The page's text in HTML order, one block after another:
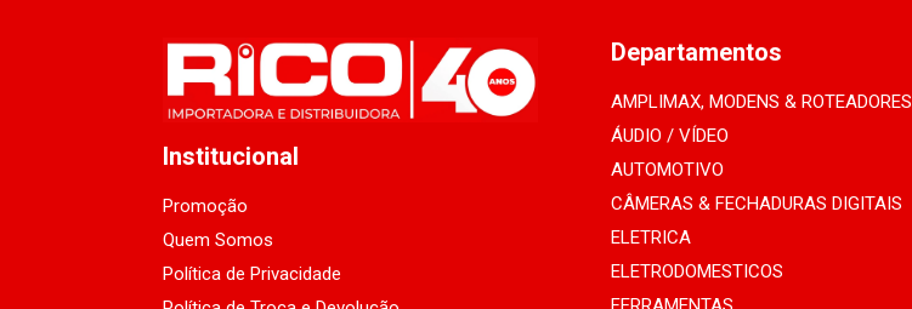
Institucional
Promoção
Quem Somos
Política de Privacidade
Departamentos
AMPLIMAX, MODENS & ROTEADORES
ÁUDIO / VÍDEO
AUTOMOTIVO
CÂMERAS & FECHADURAS DIGITAIS
ELETRICA
ELETRODOMESTICOS